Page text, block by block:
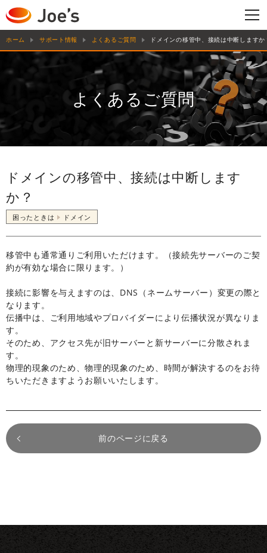
ホーム サポート情報 よくあるご質問 ドメインの移管中、接続は中断しますか
よくあるご質問
ドメインの移管中、接続は中断します
か？
困ったときは ドメイン
移管中も通常通りご利用いただけます。（接続先サーバーのご契
約が有効な場合に限ります。）
接続に影響を与えますのは、DNS（ネームサーバー）変更の際と
なります。
伝播中は、ご利用地域やプロバイダーにより伝播状況が異なりま
す。
そのため、アクセス先が旧サーバーと新サーバーに分散されま
す。
物理的現象のため、物理的現象のため、時間が解決するのをお待
ちいただきますようお願いいたします。
前のページに戻る